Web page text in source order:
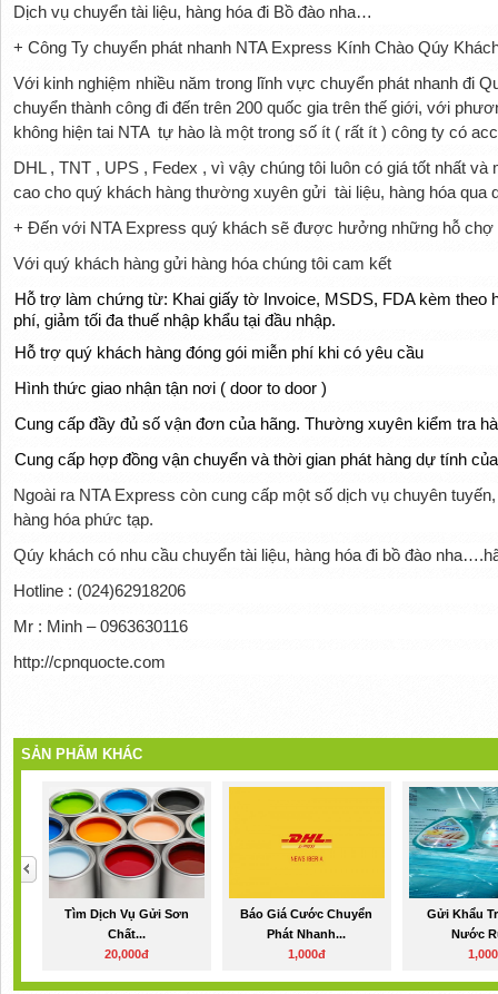
Dịch vụ chuyển tài liệu, hàng hóa đi Bồ đào nha…
+ Công Ty chuyển phát nhanh NTA Express Kính Chào Qúy
Với kinh nghiệm nhiều năm trong lĩnh vực chuyển phát nhanh đi
chuyển thành công đi đến trên 200 quốc gia trên thế giới, với
không hiện tai NTA tự hào là một trong số ít ( rất ít ) công ty có
DHL , TNT , UPS , Fedex , vì vậy chúng tôi luôn có giá tốt nhất
cao cho quý khách hàng thường xuyên gửi tài liệu, hàng hóa qua
+ Đến với NTA Express quý khách sẽ được hưởng những hỗ chợ
Với quý khách hàng gửi hàng hóa chúng tôi cam kết
Hỗtrợlàm chứng từ: Khai giấy tờInvoice, MSDS, FDA kèm theo
phí, giảm tối đa thuếnhập khẩu tại đầu nhập.
Hỗtrợ quý khách hàng đóng gói miễn phí khi có yêu cầu
Hình thức giao nhận tận nơi ( door to door )
Cung cấp đầy đủ số vận đơn của hãng. Thường xuyên kiểm tra
Cung cấp hợp đồng vận chuyển và thời gian phát hàng dự tính
Ngoài ra NTA Express còn cung cấp một số dịch vụ chuyên
hàng hóa phức tạp.
Qúy khách có nhu cầu chuyển tài liệu, hàng hóa đi bồ đào
Hotline : (024)62918206
Mr : Minh – 0963630116
http://cpnquocte.com
SẢN PHẨM KHÁC
Tìm Dịch Vụ Gửi Sơn
Chất...
20,000đ
Báo Giá Cước Chuyển
Phát Nhanh...
1,000đ
Gửi Khẩu
Nước